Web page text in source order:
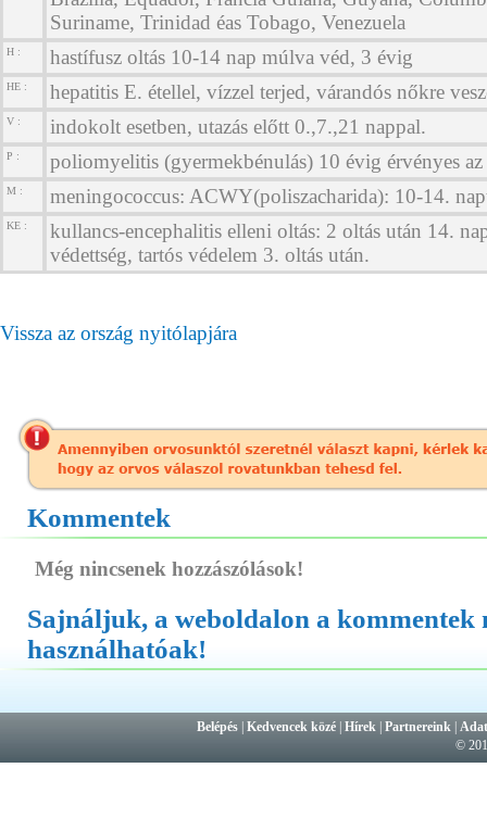
Suriname, Trinidad éas Tobago, Venezuela
H : hastífusz oltás 10-14 nap múlva véd, 3 évig
HE : hepatitis E. étellel, vízzel terjed, várandós nőkre
V : indokolt esetben, utazás előtt 0.,7.,21 nappal.
P : poliomyelitis (gyermekbénulás) 10 évig érvényes az
M : meningococcus: ACWY(poliszacharida): 10-14.
KE :
kullancs-encephalitis elleni oltás: 2 oltás után 14.
védettség, tartós védelem 3. oltás után.
Vissza az ország nyitólapjára
Kommentek
Még nincsenek hozzászólások!
Sajnáljuk, a weboldalon a kommentek
használhatóak!
Belépés |Kedvencek közé |Hírek |Partnereink |
©